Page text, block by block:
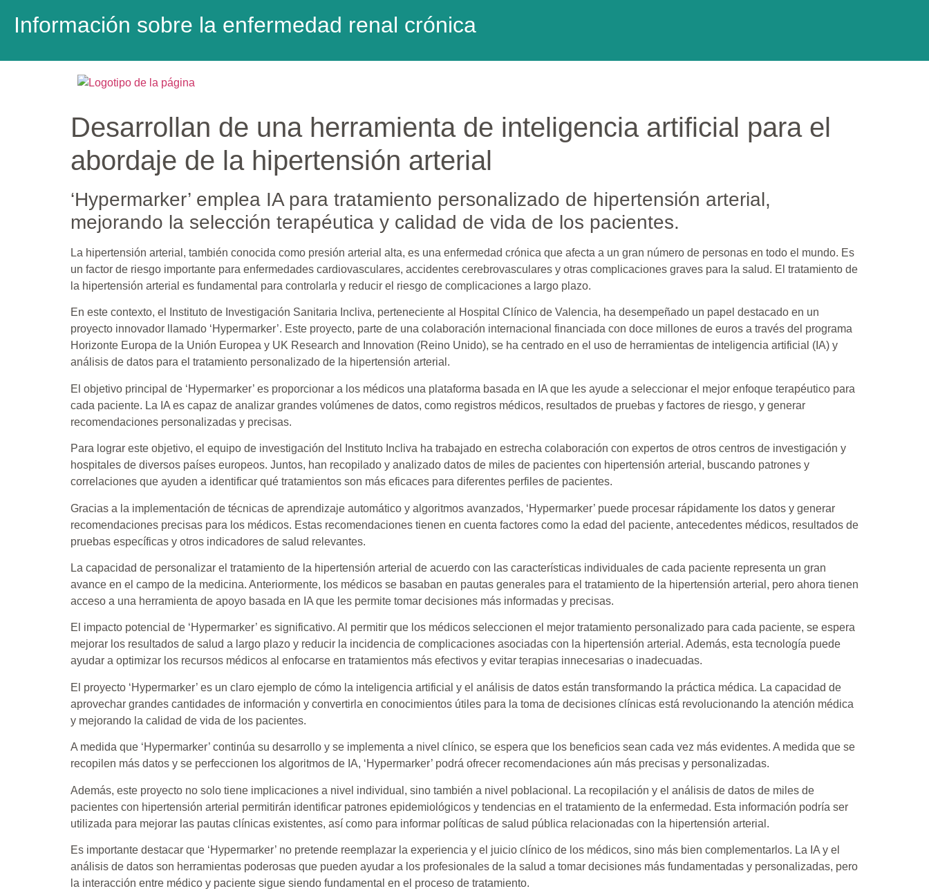
Información sobre la enfermedad renal crónica
Desarrollan de una herramienta de inteligencia artificial para el
abordaje de la hipertensión arterial
‘Hypermarker’ emplea IA para tratamiento personalizado de hipertensión arterial,
mejorando la selección terapéutica y calidad de vida de los pacientes.
La hipertensión arterial, también conocida como presión arterial alta, es una enfermedad crónica que afecta a un gran número de personas en todo el mundo. Es
un factor de riesgo importante para enfermedades cardiovasculares, accidentes cerebrovasculares y otras complicaciones graves para la salud. El tratamiento de
la hipertensión arterial es fundamental para controlarla y reducir el riesgo de complicaciones a largo plazo.
En este contexto, el Instituto de Investigación Sanitaria Incliva, perteneciente al Hospital Clínico de Valencia, ha desempeñado un papel destacado en un
proyecto innovador llamado ‘Hypermarker’. Este proyecto, parte de una colaboración internacional financiada con doce millones de euros a través del programa
Horizonte Europa de la Unión Europea y UK Research and Innovation (Reino Unido), se ha centrado en el uso de herramientas de inteligencia artificial (IA) y
análisis de datos para el tratamiento personalizado de la hipertensión arterial.
El objetivo principal de ‘Hypermarker’ es proporcionar a los médicos una plataforma basada en IA que les ayude a seleccionar el mejor enfoque terapéutico para
cada paciente. La IA es capaz de analizar grandes volúmenes de datos, como registros médicos, resultados de pruebas y factores de riesgo, y generar
recomendaciones personalizadas y precisas.
Para lograr este objetivo, el equipo de investigación del Instituto Incliva ha trabajado en estrecha colaboración con expertos de otros centros de investigación y
hospitales de diversos países europeos. Juntos, han recopilado y analizado datos de miles de pacientes con hipertensión arterial, buscando patrones y
correlaciones que ayuden a identificar qué tratamientos son más eficaces para diferentes perfiles de pacientes.
Gracias a la implementación de técnicas de aprendizaje automático y algoritmos avanzados, ‘Hypermarker’ puede procesar rápidamente los datos y generar
recomendaciones precisas para los médicos. Estas recomendaciones tienen en cuenta factores como la edad del paciente, antecedentes médicos, resultados de
pruebas específicas y otros indicadores de salud relevantes.
La capacidad de personalizar el tratamiento de la hipertensión arterial de acuerdo con las características individuales de cada paciente representa un gran
avance en el campo de la medicina. Anteriormente, los médicos se basaban en pautas generales para el tratamiento de la hipertensión arterial, pero ahora tienen
acceso a una herramienta de apoyo basada en IA que les permite tomar decisiones más informadas y precisas.
El impacto potencial de ‘Hypermarker’ es significativo. Al permitir que los médicos seleccionen el mejor tratamiento personalizado para cada paciente, se espera
mejorar los resultados de salud a largo plazo y reducir la incidencia de complicaciones asociadas con la hipertensión arterial. Además, esta tecnología puede
ayudar a optimizar los recursos médicos al enfocarse en tratamientos más efectivos y evitar terapias innecesarias o inadecuadas.
El proyecto ‘Hypermarker’ es un claro ejemplo de cómo la inteligencia artificial y el análisis de datos están transformando la práctica médica. La capacidad de
aprovechar grandes cantidades de información y convertirla en conocimientos útiles para la toma de decisiones clínicas está revolucionando la atención médica
y mejorando la calidad de vida de los pacientes.
A medida que ‘Hypermarker’ continúa su desarrollo y se implementa a nivel clínico, se espera que los beneficios sean cada vez más evidentes. A medida que se
recopilen más datos y se perfeccionen los algoritmos de IA, ‘Hypermarker’ podrá ofrecer recomendaciones aún más precisas y personalizadas.
Además, este proyecto no solo tiene implicaciones a nivel individual, sino también a nivel poblacional. La recopilación y el análisis de datos de miles de
pacientes con hipertensión arterial permitirán identificar patrones epidemiológicos y tendencias en el tratamiento de la enfermedad. Esta información podría ser
utilizada para mejorar las pautas clínicas existentes, así como para informar políticas de salud pública relacionadas con la hipertensión arterial.
Es importante destacar que ‘Hypermarker’ no pretende reemplazar la experiencia y el juicio clínico de los médicos, sino más bien complementarlos. La IA y el
análisis de datos son herramientas poderosas que pueden ayudar a los profesionales de la salud a tomar decisiones más fundamentadas y personalizadas, pero
la interacción entre médico y paciente sigue siendo fundamental en el proceso de tratamiento.